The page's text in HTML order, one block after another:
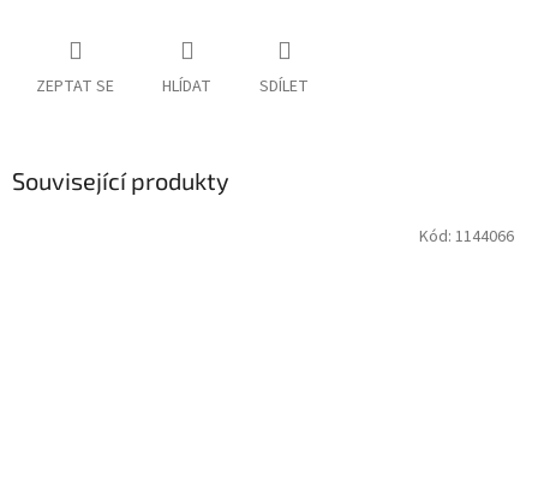
ZEPTAT SE HLÍDAT SDÍLET
Související produkty
Kód: 1144066